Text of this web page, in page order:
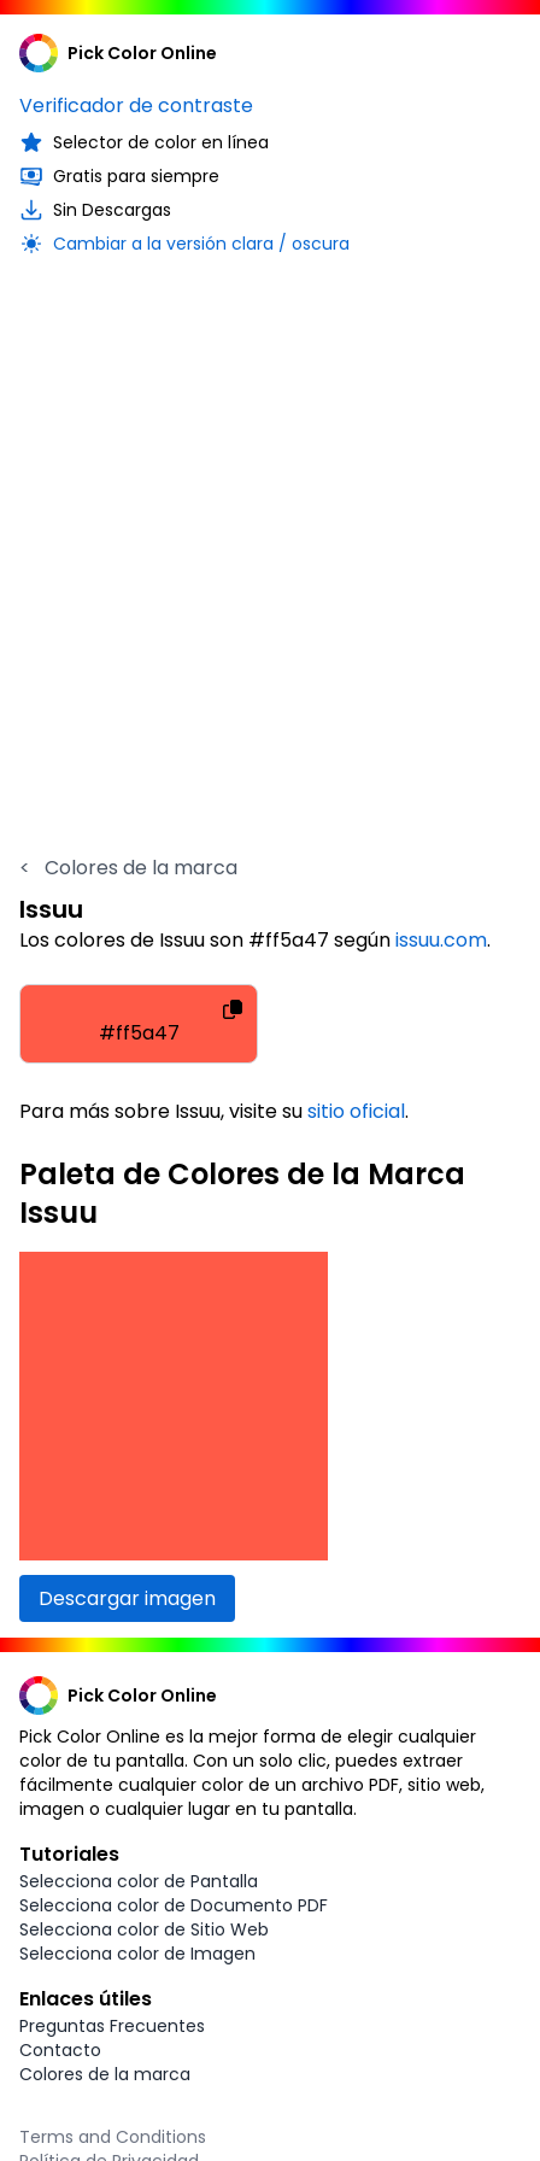
Pick Color Online
Verificador de contraste
Selector de color en línea
Gratis para siempre
Sin Descargas
Cambiar a la versión clara / oscura
< Colores de la marca
Issuu
Los colores de Issuu son #ff5a47 segúnissuu.com.
#ff5a47
Para más sobre Issuu, visite susitio oficial.
Paleta de Colores de la Marca
Issuu
Descargar imagen
Pick Color Online
Pick Color Online es la mejor forma de elegir cualquier
color de tu pantalla. Con un solo clic, puedes extraer
fácilmente cualquier color de un archivo PDF, sitio web,
imagen o cualquier lugar en tu pantalla.
Tutoriales
Selecciona color de Pantalla
Selecciona color de Documento PDF
Selecciona color de Sitio Web
Selecciona color de Imagen
Enlaces útiles
Preguntas Frecuentes
Contacto
Colores de la marca
Terms and Conditions